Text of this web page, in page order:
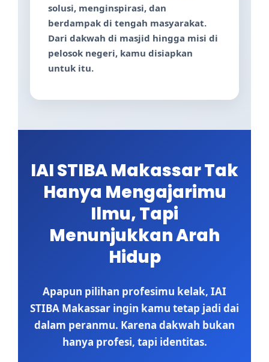
solusi, menginspirasi, dan
berdampak di tengah masyarakat.
Dari dakwah di masjid hingga misi di
pelosok negeri, kamu disiapkan
untuk itu.
IAI STIBA Makassar Tak
Hanya Mengajarimu
Ilmu, Tapi
Menunjukkan Arah
Hidup
Apapun pilihan profesimu kelak, IAI
STIBA Makassar ingin kamu tetap jadi dai
dalam peranmu. Karena dakwah bukan
hanya profesi, tapi identitas.